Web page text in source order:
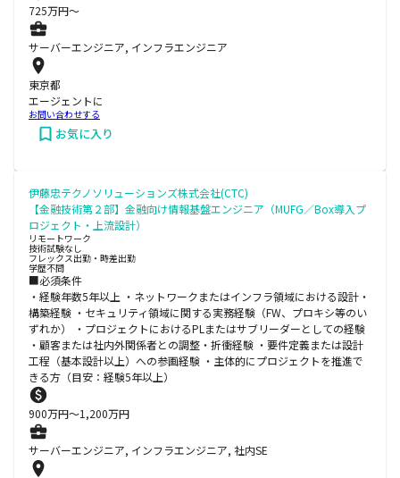
725万円〜
サーバーエンジニア, インフラエンジニア
東京都
エージェントに
お問い合わせする
お気に入り
伊藤忠テクノソリューションズ株式会社(CTC)
【金融技術第２部】金融向け情報基盤エンジニア（MUFG／Box導入プ
ロジェクト・上流設計）
リモートワーク
技術試験なし
フレックス出勤・時差出勤
学歴不問
■必須条件
・経験年数5年以上 ・ネットワークまたはインフラ領域における設計・
構築経験 ・セキュリティ領域に関する実務経験（FW、プロキシ等のい
ずれか） ・プロジェクトにおけるPLまたはサブリーダーとしての経験
・顧客または社内外関係者との調整・折衝経験 ・要件定義または設計
工程（基本設計以上）への参画経験 ・主体的にプロジェクトを推進で
きる方（目安：経験5年以上）
900万円〜1,200万円
サーバーエンジニア, インフラエンジニア, 社内SE